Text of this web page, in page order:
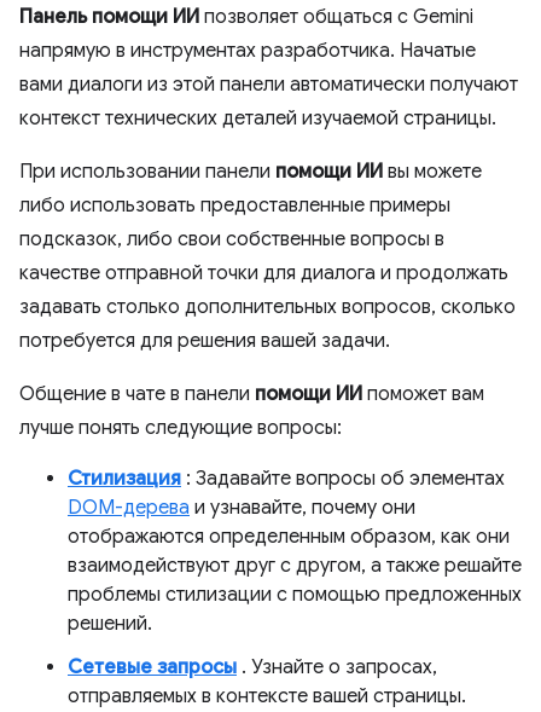
Панель помощи ИИ позволяет общаться с Gemini
напрямую в инструментах разработчика. Начатые
вами диалоги из этой панели автоматически получают
контекст технических деталей изучаемой страницы.
При использовании панели помощи ИИ вы можете
либо использовать предоставленные примеры
подсказок, либо свои собственные вопросы в
качестве отправной точки для диалога и продолжать
задавать столько дополнительных вопросов, сколько
потребуется для решения вашей задачи.
Общение в чате в панели помощи ИИ поможет вам
лучше понять следующие вопросы:
Стилизация : Задавайте вопросы об элементах
DOM-дерева и узнавайте, почему они
отображаются определенным образом, как они
взаимодействуют друг с другом, а также решайте
проблемы стилизации с помощью предложенных
решений.
Сетевые запросы . Узнайте о запросах,
отправляемых в контексте вашей страницы.